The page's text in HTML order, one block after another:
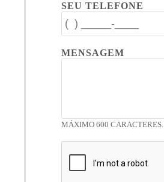
SEU TELEFONE
MENSAGEM
MÁXIMO 600 CARACTERES.